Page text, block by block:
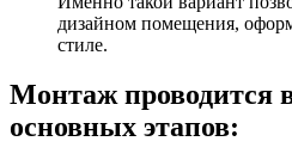
дизайном помещения,
стиле.
Монтаж проводится
основных этапов: